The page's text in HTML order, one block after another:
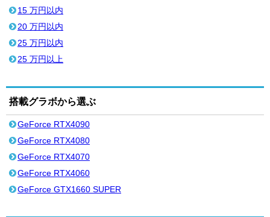
15 万円以内
20 万円以内
25 万円以内
25 万円以上
搭載グラボから選ぶ
GeForce RTX4090
GeForce RTX4080
GeForce RTX4070
GeForce RTX4060
GeForce GTX1660 SUPER